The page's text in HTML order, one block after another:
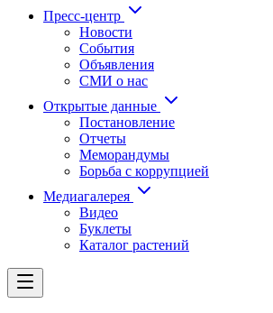
Пресс-центр
Новости
События
Объявления
СМИ о нас
Открытые данные
Постановление
Отчеты
Меморандумы
Борьба с коррупцией
Медиагалерея
Видео
Буклеты
Каталог растений